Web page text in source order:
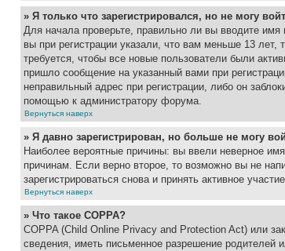
» Я только что зарегистрировался, но не могу
Для начала проверьте, правильно ли вы вводите
вы при регистрации указали, что вам меньше 13
требуется, чтобы все новые пользователи были
пришло сообщение на указанный вами при
неправильный адрес при регистрации, либо он
помощью к администратору форума.
Вернуться наверх
» Я давно зарегистрирован, но больше не могу
Наиболее вероятные причины: вы ввели неверное
причинам. Если верно второе, то возможно вы не
зарегистрироваться снова и принять активное
Вернуться наверх
» Что такое COPPA?
COPPA (Child Online Privacy and Protection Act) или
сведения, иметь письменное разрешение родителей